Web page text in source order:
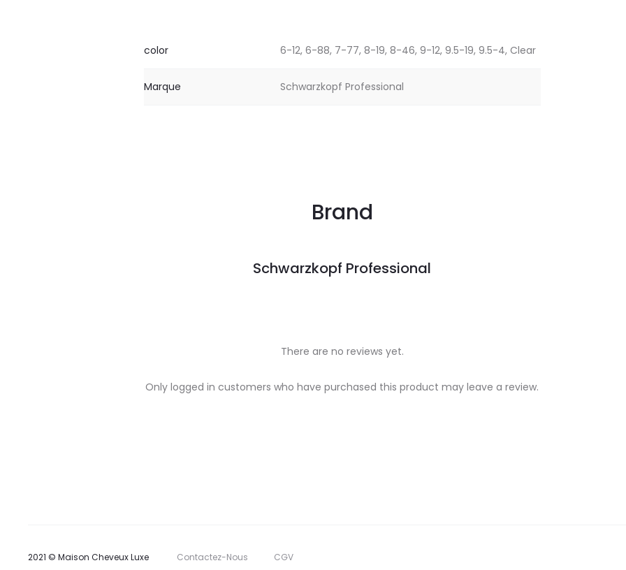
color 6-12, 6-88, 7-77, 8-19, 8-46, 9-12, 9.5-19, 9.5-4, Clear
Marque Schwarzkopf Professional
Brand
Schwarzkopf Professional
R
There are no reviews yet.
Only logged in customers who have purchased this product may leave a review.
2021 © Maison Cheveux Luxe Contactez-Nous CGV